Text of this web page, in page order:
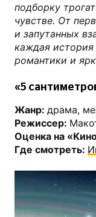
подборку
чувстве. От
и запутанных
каждая
романтики и
«5
Жанр: драма,
Режиссер:
Оценка на
Где смотреть: